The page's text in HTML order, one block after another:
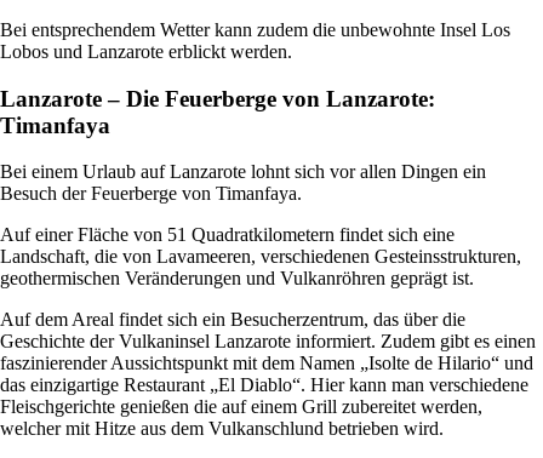
Bei entsprechendem Wetter kann zudem die unbewohnte Insel Los
Lobos und Lanzarote erblickt werden.
Lanzarote – Die Feuerberge von Lanzarote:
Timanfaya
Bei einem Urlaub auf Lanzarote lohnt sich vor allen Dingen ein
Besuch der Feuerberge von Timanfaya.
Auf einer Fläche von 51 Quadratkilometern findet sich eine
Landschaft, die von Lavameeren, verschiedenen Gesteinsstrukturen,
geothermischen Veränderungen und Vulkanröhren geprägt ist.
Auf dem Areal findet sich ein Besucherzentrum, das über die
Geschichte der Vulkaninsel Lanzarote informiert. Zudem gibt es einen
faszinierender Aussichtspunkt mit dem Namen „Isolte de Hilario“ und
das einzigartige Restaurant „El Diablo“. Hier kann man verschiedene
Fleischgerichte genießen die auf einem Grill zubereitet werden,
welcher mit Hitze aus dem Vulkanschlund betrieben wird.